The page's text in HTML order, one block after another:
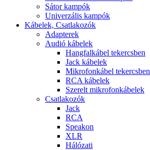
Sátor kampók
Univerzális kampók
Kábelek, Csatlakozók
Adapterek
Audió kábelek
Hangfalkábel tekercsben
Jack kábelek
Mikrofonkábel tekercsben
RCA kábelek
Szerelt mikrofonkábelek
Csatlakozók
Jack
RCA
Speakon
XLR
Hálózati